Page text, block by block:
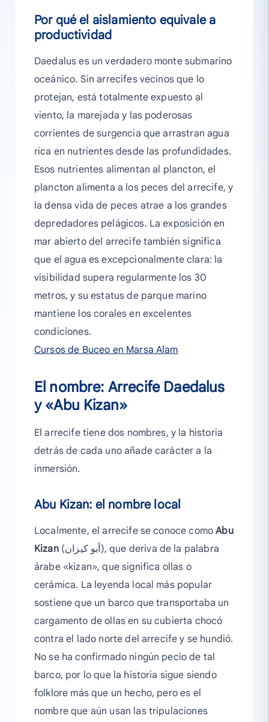
Por qué el aislamiento equivale a
productividad
Daedalus es un verdadero monte submarino
oceánico. Sin arrecifes vecinos que lo
protejan, está totalmente expuesto al
viento, la marejada y las poderosas
corrientes de surgencia que arrastran agua
rica en nutrientes desde las profundidades.
Esos nutrientes alimentan al plancton, el
plancton alimenta a los peces del arrecife, y
la densa vida de peces atrae a los grandes
depredadores pelágicos. La exposición en
mar abierto del arrecife también significa
que el agua es excepcionalmente clara: la
visibilidad supera regularmente los 30
metros, y su estatus de parque marino
mantiene los corales en excelentes
condiciones.
Cursos de Buceo en Marsa Alam
El nombre: Arrecife Daedalus
y «Abu Kizan»
El arrecife tiene dos nombres, y la historia
detrás de cada uno añade carácter a la
inmersión.
Abu Kizan: el nombre local
Localmente, el arrecife se conoce comoAbu
Kizan(أبو كيزان), que deriva de la palabra
árabe «kizan», que significa ollas o
cerámica. La leyenda local más popular
sostiene que un barco que transportaba un
cargamento de ollas en su cubierta chocó
contra el lado norte del arrecife y se hundió.
No se ha confirmado ningún pecio de tal
barco, por lo que la historia sigue siendo
folklore más que un hecho, pero es el
nombre que aún usan las tripulaciones